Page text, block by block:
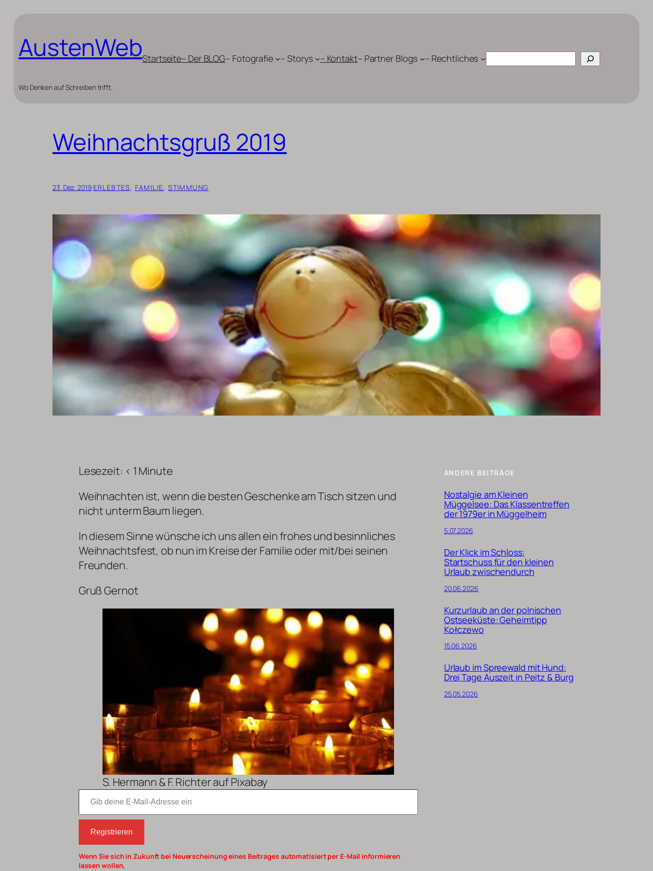
springen
AustenWeb
Wo Denken auf Schreiben trifft.
Startseite– Der BLOG– Fotografie – Storys – Kontakt– Partner Blogs – Rechtliches Suchen
Weihnachtsgruß 2019
23. Dez. 2019·ERLEBTES, FAMILIE, STIMMUNG
Lesezeit: < 1 Minute
Weihnachten ist, wenn die besten Geschenke am Tisch sitzen und
nicht unterm Baum liegen.
In diesem Sinne wünsche ich uns allen ein frohes und besinnliches
Weihnachtsfest, ob nun im Kreise der Familie oder mit/bei seinen
Freunden.
Gruß Gernot
S. Hermann & F. Richter auf Pixabay
Gib deine E-Mail-Adresse ein
Registrieren
Wenn Sie sich in Zukunft bei Neuerscheinung eines Beitrages automatisiert per E-Mail informieren
lassen wollen,
ANDERE BEITRÄGE
Nostalgie am Kleinen
Müggelsee: Das Klassentreffen
der 1979er in Müggelheim
5.07.2026
Der Klick im Schloss:
Startschuss für den kleinen
Urlaub zwischendurch
20.06.2026
Kurzurlaub an der polnischen
Ostseeküste: Geheimtipp
Kołczewo
15.06.2026
Urlaub im Spreewald mit Hund:
Drei Tage Auszeit in Peitz & Burg
25.05.2026